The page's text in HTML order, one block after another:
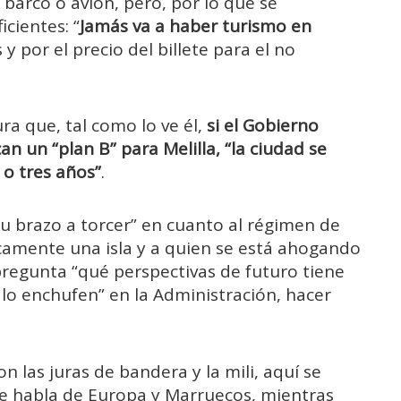
“Jamás va a haber turismo en
por el precio del billete para el no
que, tal como lo ve él, si el Gobierno
un “plan B” para Melilla, “la ciudad se
tres años”.
brazo a torcer” en cuanto al régimen de
una isla y a quien se está ahogando
“qué perspectivas de futuro tiene
enchufen” en la Administración, hacer
las juras de bandera y la mili, aquí se
habla de Europa y Marruecos, mientras